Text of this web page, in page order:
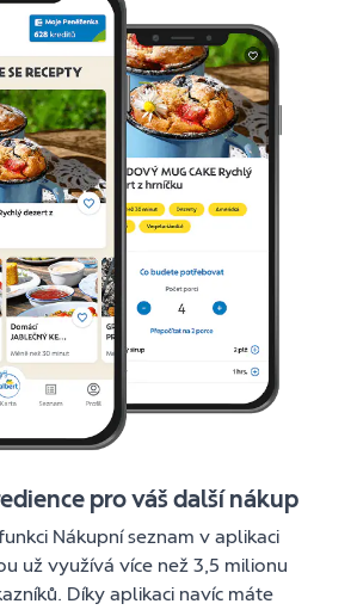
pro váš další nákup
Nákupní seznam v aplikaci
už využívá více než 3,5 milionu
Díky aplikaci navíc máte